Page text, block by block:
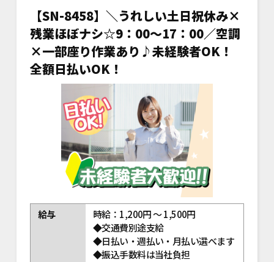
【SN-8458】＼うれしい土日祝休み×
残業ほぼナシ☆9：00～17：00／空調
×一部座り作業あり♪未経験者OK！
全額日払いOK！
給与
時給：1,200円 ～ 1,500円
◆交通費別途支給
◆日払い・週払い・月払い選べます
◆振込手数料は当社負担